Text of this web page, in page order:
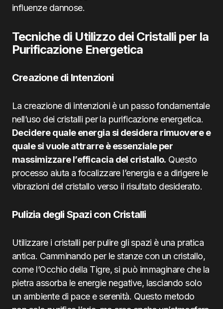
influenze dannose.
Tecniche di Utilizzo dei Cristalli per la
Purificazione Energetica
Creazione di Intenzioni
La creazione di intenzioni è un passo fondamentale
nell’uso dei cristalli per la purificazione energetica.
Decidere quale energia si desidera rimuovere e
quale si vuole attrarre è essenziale per
massimizzare l’efficacia del cristallo. Questo
processo aiuta a focalizzare l’energia e a dirigere le
vibrazioni del cristallo verso il risultato desiderato.
Pulizia degli Spazi con Cristalli
Utilizzare i cristalli per pulire gli spazi è una pratica
antica. Camminando per le stanze con un cristallo,
come l’Occhio della Tigre, si può immaginare che la
pietra assorba le energie negative, lasciando solo
un ambiente di pace e serenità. Questo metodo